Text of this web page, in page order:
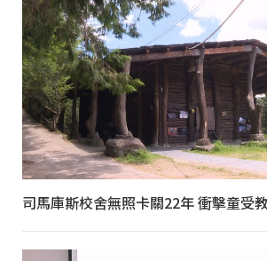
司馬庫斯校舍無照卡關22年 衝擊童受